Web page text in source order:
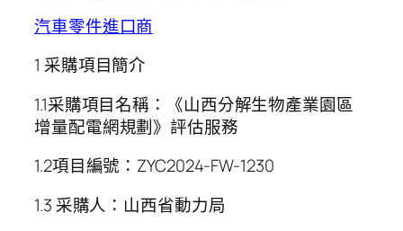
汽車零件進口商
1 采購項目簡介
1.1采購項目名稱：《山西分解生物產業園區
增量配電網規劃》評估服務
1.2項目編號：ZYC2024-FW-1230
1.3 采購人：山西省動力局